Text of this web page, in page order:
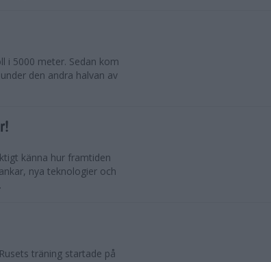
i 5000 meter. Sedan kom
den andra halvan av
känna hur framtiden
nya teknologier och
träning startade på